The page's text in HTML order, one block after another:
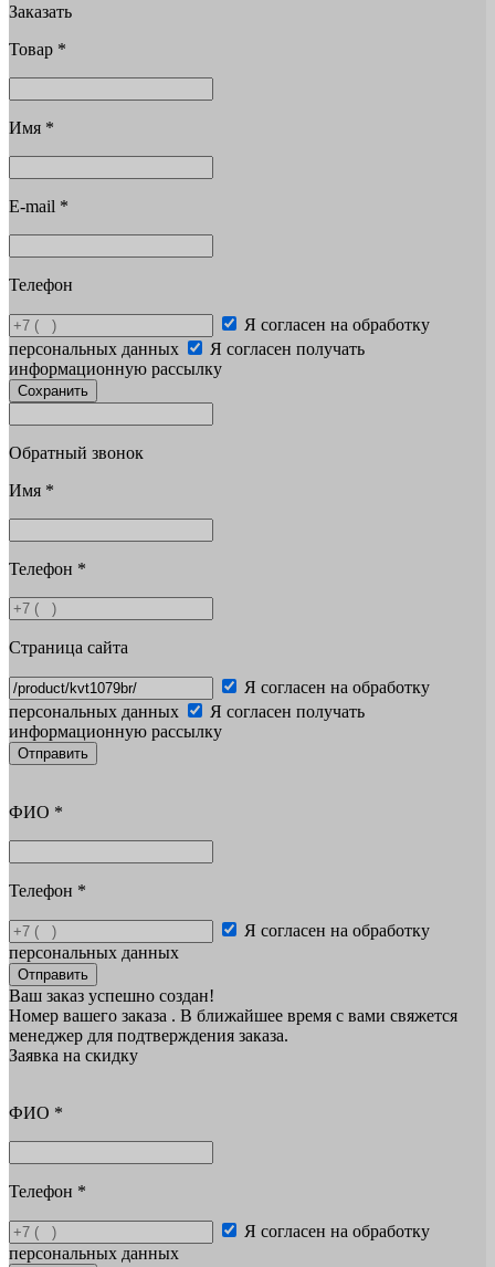
Заказать
Товар *
Имя *
E-mail *
Телефон
Я согласен на обработку
персональных данных
Я согласен получать
информационную рассылку
Сохранить
Обратный звонок
Имя *
Телефон *
Страница сайта
Я согласен на обработку
персональных данных
Я согласен получать
информационную рассылку
Отправить
ФИО *
Телефон *
Я согласен на обработку
персональных данных
Отправить
Ваш заказ успешно создан!
Номер вашего заказа . В ближайшее время с вами свяжется
менеджер для подтверждения заказа.
Заявка на скидку
ФИО *
Телефон *
Я согласен на обработку
персональных данных